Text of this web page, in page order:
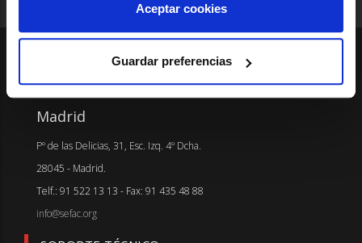
Aceptar cookies
Guardar preferencias
Madrid
Pº de las Delicias, 31, Esc. Izq. 4º Dcha.
28045 - Madrid.
Telf.: 91 522 13 13 - Fax: 91 435 48 88
info@sefac.org